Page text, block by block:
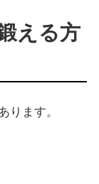
える方
ります。